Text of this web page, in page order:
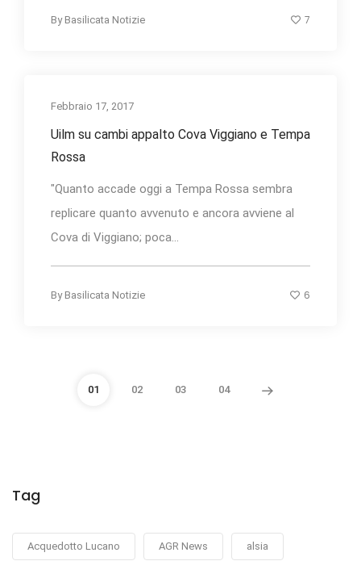
By Basilicata Notizie 7
Febbraio 17, 2017
Uilm su cambi appalto Cova Viggiano e Tempa
Rossa
"Quanto accade oggi a Tempa Rossa sembra
replicare quanto avvenuto e ancora avviene al
Cova di Viggiano; poca...
By Basilicata Notizie 6
01 02 03 04
Tag
Acquedotto Lucano AGR News alsia